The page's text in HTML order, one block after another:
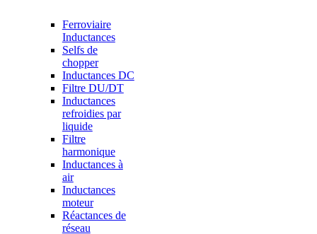
Ferroviaire
Inductances
Selfs de
chopper
Inductances DC
Filtre DU/DT
Inductances
refroidies par
liquide
Filtre
harmonique
Inductances à
air
Inductances
moteur
Réactances de
réseau